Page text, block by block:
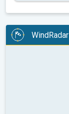
WindRadar